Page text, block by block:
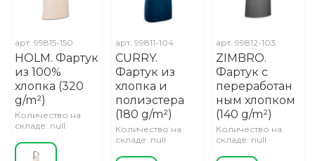
арт. 99815-150
HOLM. Фартук
из 100%
хлопка (320
g/m²)
Количество на
складе: null
арт.99811-104
CURRY.
Фартук из
хлопка и
полиэстера
(180 g/m²)
Количество на
складе: null
арт.99812-103
ZIMBRO.
Фартук с
переработан
ным хлопком
(140 g/m²)
Количество на
складе: null